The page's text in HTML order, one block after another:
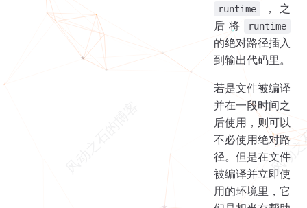
runtime
，之
后将
runtime
的绝对路径插入
到输出代码里。
若是文件被编译
并在一段时间之
后使用，则可以
不必使用绝对路
径。但是在文件
被编译并立即使
用的环境里，它